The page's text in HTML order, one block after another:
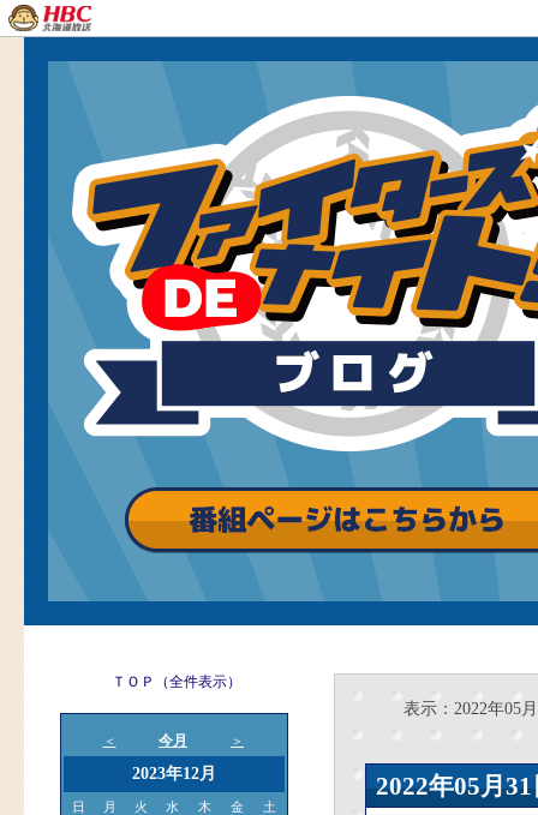
ＴＯＰ（全件表示）
＜ 今月 ＞
2023年12月
日 月 火 水 木 金 土
表示：2022年05月
2022年05